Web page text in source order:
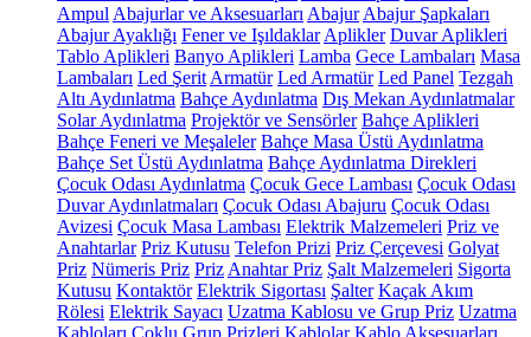
Ampul Abajurlar ve Aksesuarları Abajur Abajur Şapkaları
Abajur Ayaklığı Fener ve Işıldaklar Aplikler Duvar Aplikleri
Tablo Aplikleri Banyo Aplikleri Lamba Gece Lambaları Masa
Lambaları Led Şerit Armatür Led Armatür Led Panel Tezgah
Altı Aydınlatma Bahçe Aydınlatma Dış Mekan Aydınlatmalar
Solar Aydınlatma Projektör ve Sensörler Bahçe Aplikleri
Bahçe Feneri ve Meşaleler Bahçe Masa Üstü Aydınlatma
Bahçe Set Üstü Aydınlatma Bahçe Aydınlatma Direkleri
Çocuk Odası Aydınlatma Çocuk Gece Lambası Çocuk Odası
Duvar Aydınlatmaları Çocuk Odası Abajuru Çocuk Odası
Avizesi Çocuk Masa Lambası Elektrik Malzemeleri Priz ve
Anahtarlar Priz Kutusu Telefon Prizi Priz Çerçevesi Golyat
Priz Nümeris Priz Priz Anahtar Priz Şalt Malzemeleri Sigorta
Kutusu Kontaktör Elektrik Sigortası Şalter Kaçak Akım
Rölesi Elektrik Sayacı Uzatma Kablosu ve Grup Priz Uzatma
Kabloları Çoklu Grup Prizleri Kablolar Kablo Aksesuarları